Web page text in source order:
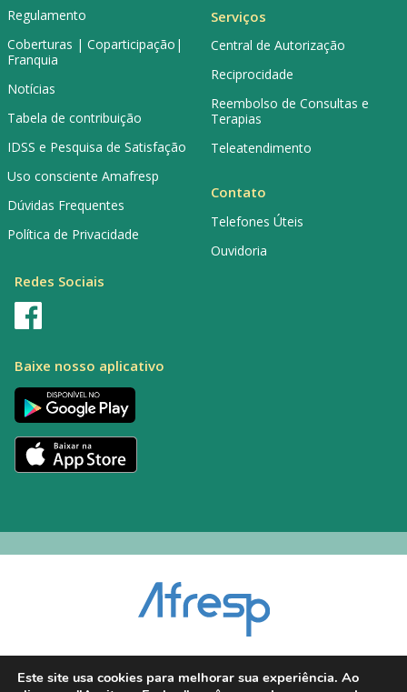
Regulamento
Coberturas | Coparticipação|
Franquia
Notícias
Tabela de contribuição
IDSS e Pesquisa de Satisfação
Uso consciente Amafresp
Dúvidas Frequentes
Política de Privacidade
Serviços
Central de Autorização
Reciprocidade
Reembolso de Consultas e
Terapias
Teleatendimento
Contato
Telefones Úteis
Ouvidoria
Redes Sociais
Baixe nosso aplicativo
dpo@afresp.org.br
Este site usa cookies para melhorar sua experiência. Ao